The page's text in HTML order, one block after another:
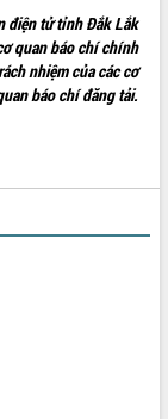
điện tử tỉnh Đắk Lắk
quan báo chí chính
nhiệm của các cơ
báo chí đăng tải.